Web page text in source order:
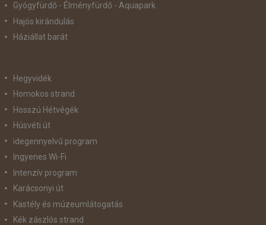
Gyógyfürdő - Élményfürdő - Aquapark
Hajós kirándulás
Háziállat barát
Hegyvidék
Homokos strand
Hosszú Hétvégék
Húsvéti út
idegennyelvű program
Ingyenes Wi-Fi
Intenzív program
Karácsonyi út
Kastély és múzeumlátogatás
Kék zászlós strand